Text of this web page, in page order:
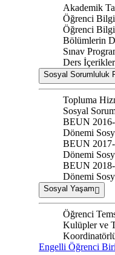
Akademik
Öğrenci
Öğrenci
Bölümlerin
Sınav
Ders
Sosyal Sorumluluk
Topluma
Sosyal
BEUN 2016-
Dönemi
BEUN 2017-
Dönemi
BEUN 2018-
Dönemi
Sosyal Yaşam
Öğrenci
Kulüpler ve
Engelli Öğrenci